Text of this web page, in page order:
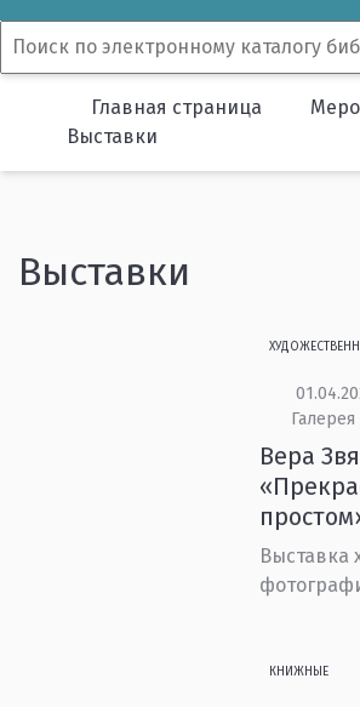
Главная страница
Выставки
Выставки
Вера
Выставка
КНИЖНЫЕ